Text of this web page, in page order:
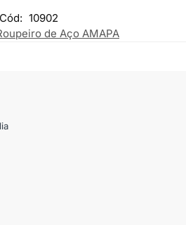
Cód: 10902
de Aço AMAPA